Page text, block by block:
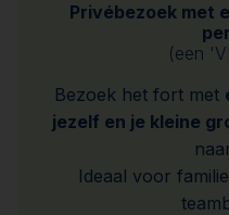
Privébezoek met
(een
Bezoek het fort met
jezelf en je kleine
Ideaal voor